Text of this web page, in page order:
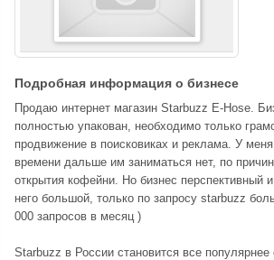
Подробная информация о бизнесе
Продаю интернет магазин Starbuzz E-Hose.
полностью упакован, необходимо только
продвижение в поисковиках и реклама. У
времени дальше им заниматься нет, по
открытия кофейни. Но бизнес перспективный
него большой, только по запросу starbuzz
000 запросов в месяц )
Starbuzz в России становится все популярнее